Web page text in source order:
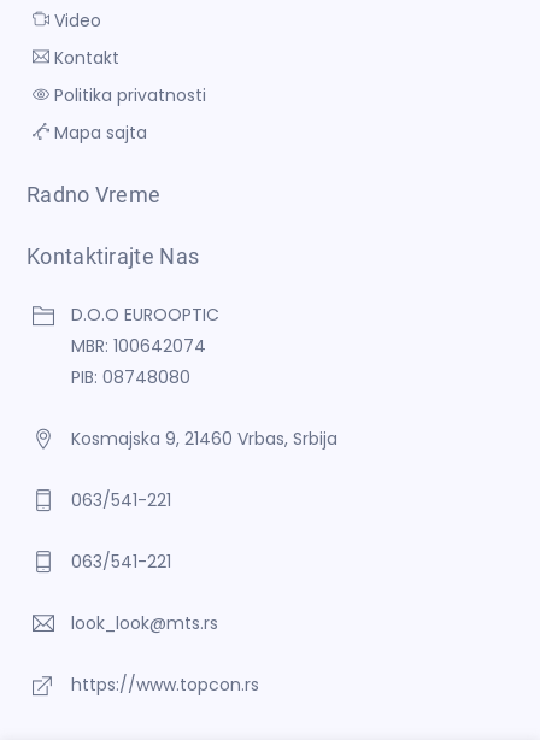
Video
Kontakt
Politika privatnosti
Mapa sajta
Radno Vreme
Kontaktirajte Nas
D.O.O EUROOPTIC
MBR: 100642074
PIB: 08748080
Kosmajska 9, 21460 Vrbas, Srbija
063/541-221
063/541-221
look_look@mts.rs
https://www.topcon.rs